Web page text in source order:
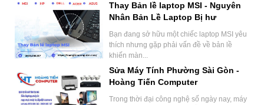
Thay Bản lề laptop MSI - Nguyên
Nhân Bản Lề Laptop Bị hư
Bạn đang sở hữu một chiếc laptop MSI yêu
thích nhưng gặp phải vấn đề về bản lề
khiến màn...
Sửa Máy Tính Phường Sài Gòn -
Hoàng Tiến Computer
Trong thời đại công nghệ số ngày nay, máy